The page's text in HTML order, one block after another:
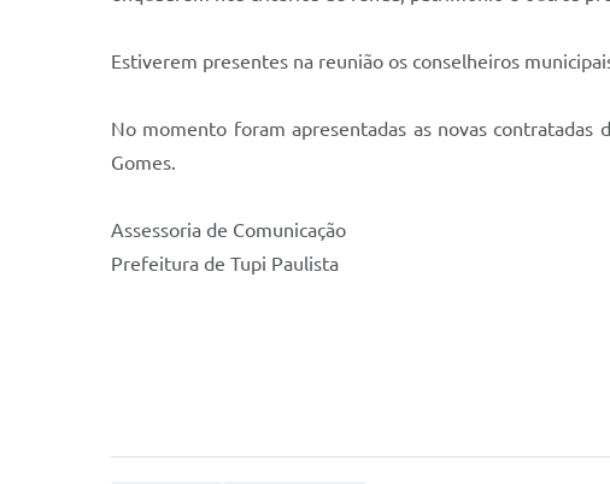
Estiverem presentes na reunião os conselheiros
No momento foram apresentadas as novas
Gomes.
Assessoria de Comunicação
Prefeitura de Tupi Paulista